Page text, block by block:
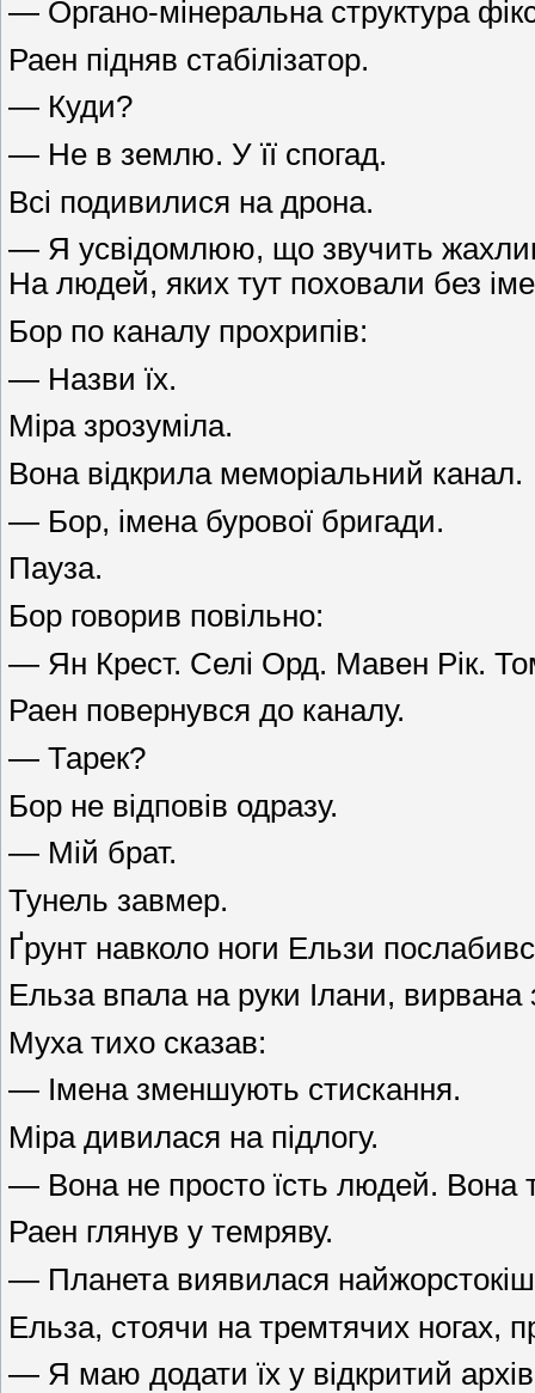
— Органо-мінеральна структура
Раен підняв стабілізатор.
— Куди?
— Не в землю. У її спогад.
Всі подивилися на дрона.
— Я усвідомлюю, що звучить
На людей, яких тут поховали без
Бор по каналу прохрипів:
— Назви їх.
Міра зрозуміла.
Вона відкрила меморіальний канал.
— Бор, імена бурової бригади.
Пауза.
Бор говорив повільно:
— Ян Крест. Селі Орд. Мавен Рік.
Раен повернувся до каналу.
— Тарек?
Бор не відповів одразу.
— Мій брат.
Тунель завмер.
Ґрунт навколо ноги Ельзи
Ельза впала на руки Ілани,
Муха тихо сказав:
— Імена зменшують стискання.
Міра дивилася на підлогу.
— Вона не просто їсть людей. Вона
Раен глянув у темряву.
— Планета виявилася
Ельза, стоячи на тремтячих ногах,
— Я маю додати їх у відкритий